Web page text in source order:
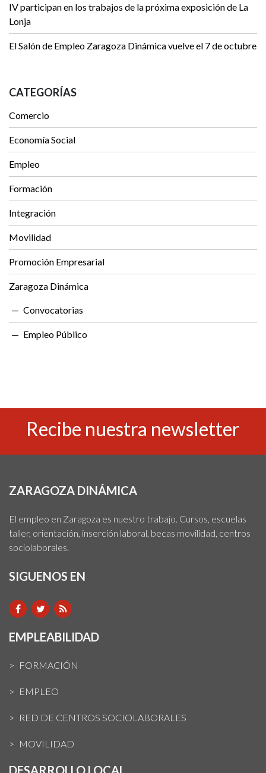
IV participan en los trabajos de la próxima exposición de La
Lonja
El Salón de Empleo Zaragoza Dinámica vuelve el 7 de octubre
CATEGORÍAS
Comercio
Economía Social
Empleo
Formación
Integración
Movilidad
Promoción Empresarial
Zaragoza Dinámica
Convocatorias
Empleo Público
Recibe nuestra newsletter
ZARAGOZA DINÁMICA
El empleo en Zaragoza es nuestro trabajo. Cursos, escuelas
taller, orientación, inserción laboral, becas movilidad, centros
sociolaborales.
SIGUENOS EN
EMPLEABILIDAD
FORMACIÓN
EMPLEO
RED DE CENTROS SOCIOLABORALES
MOVILIDAD
DESARROLLO LOCAL